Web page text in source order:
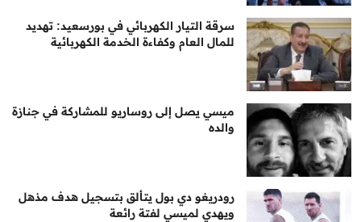
سرقة التيار الكهربائي في بورسعيد: تهديد
للمال العام وكفاءة الخدمة الكهربائية
ميسي يصل إلى روساريو للمشاركة في جنازة
والده
رودريغو دي بول يتألق بتسجيل هدف مذهل
ويهدي لميسي لفتة رائعة